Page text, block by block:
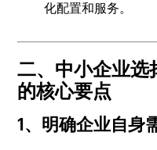
化配置和服务。
二、中小企业选
的核心要点
1、明确企业自身